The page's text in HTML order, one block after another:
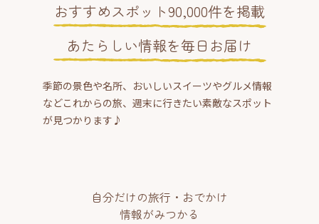
おすすめスポット90,000件を掲載
あたらしい情報を毎日お届け
季節の景色や名所、おいしいスイーツやグルメ情報
などこれからの旅、週末に行きたい素敵なスポット
が見つかります♪
自分だけの旅行・おでかけ
情報がみつかる